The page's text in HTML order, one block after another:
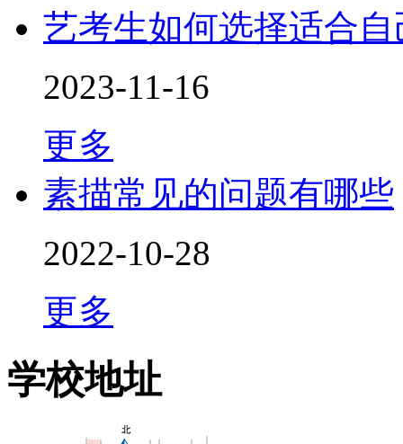
艺考生如何选择适合
2023-11-16
更多
素描常见的问题有哪些
2022-10-28
更多
学校地址